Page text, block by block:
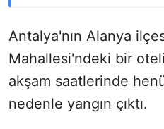
Antalya'nın Alanya
Mahallesi'ndeki bir
akşam saatlerinde
nedenle yangın çıktı.